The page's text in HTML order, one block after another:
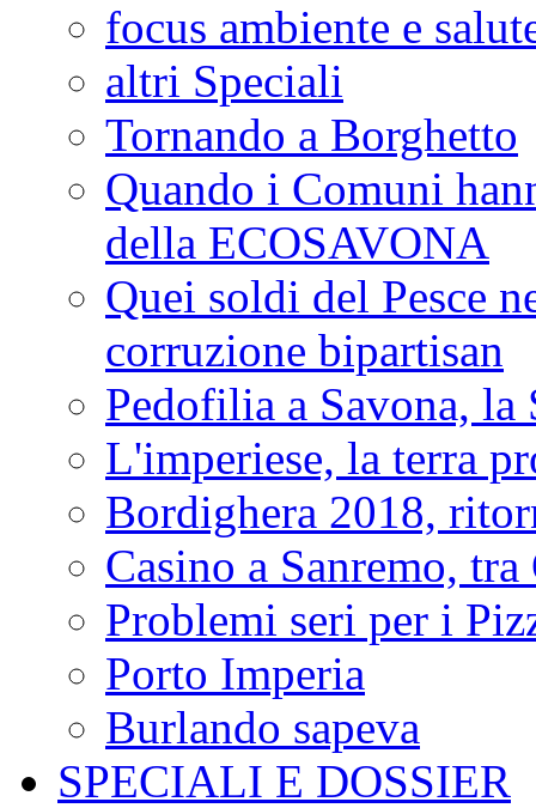
focus ambiente e
altri Speciali
Tornando a Borghetto
Quando i Comuni
della ECOSAVONA
Quei soldi del Pesce
corruzione bipartisan
Pedofilia a Savona, la
L'imperiese, la terra
Bordighera 2018,
Casino a Sanremo,
Problemi seri per i
Porto Imperia
Burlando sapeva
SPECIALI E DOSSIER